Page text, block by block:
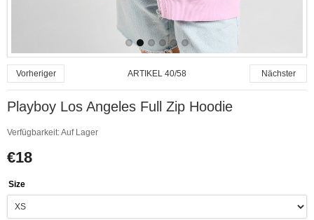
Vorheriger ARTIKEL 40/58 Nächster
Playboy Los Angeles Full Zip Hoodie
Verfügbarkeit:Auf Lager
€18
Size